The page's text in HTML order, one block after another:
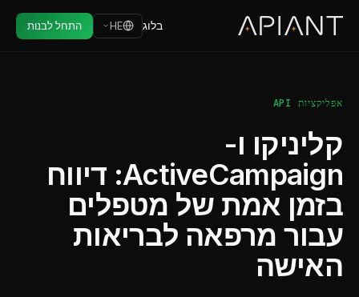
בלוג HE התחל לבנות
אפליקציות API
קליניקו ו-
ActiveCampaign: דיווח
בזמן אמת של מטפלים
עבור מרפאה לבריאות
האישה